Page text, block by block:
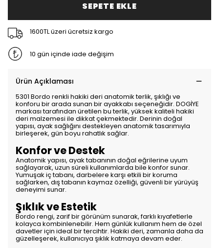
SEPETE EKLE
1600TL üzeri ücretsiz kargo
10 gün içinde iade değişim
Ürün Açıklaması
5301 Bordo renkli hakiki deri anatomik terlik, şıklığı ve
konforu bir arada sunan bir ayakkabı seçeneğidir. DOGİYE
markası tarafından üretilen bu terlik, yüksek kaliteli hakiki
deri malzemesi ile dikkat çekmektedir. Derinin doğal
yapısı, ayak sağlığını destekleyen anatomik tasarımıyla
birleşerek, gün boyu rahatlık sağlar.
Konfor ve Destek
Anatomik yapısı, ayak tabanının doğal eğrilerine uyum
sağlayarak, uzun süreli kullanımlarda bile konfor sunar.
Yumuşak iç tabanı, darbelere karşı etkili bir koruma
sağlarken, dış tabanın kaymaz özelliği, güvenli bir yürüyüş
deneyimi sunar.
Şıklık ve Estetik
Bordo rengi, zarif bir görünüm sunarak, farklı kıyafetlerle
kolayca kombinlenebilir. Hem günlük kullanım hem de özel
davetler için ideal bir tercihtir. Hakiki deri, zamanla daha da
güzelleşerek, kullanıcıya şıklık katmaya devam eder.